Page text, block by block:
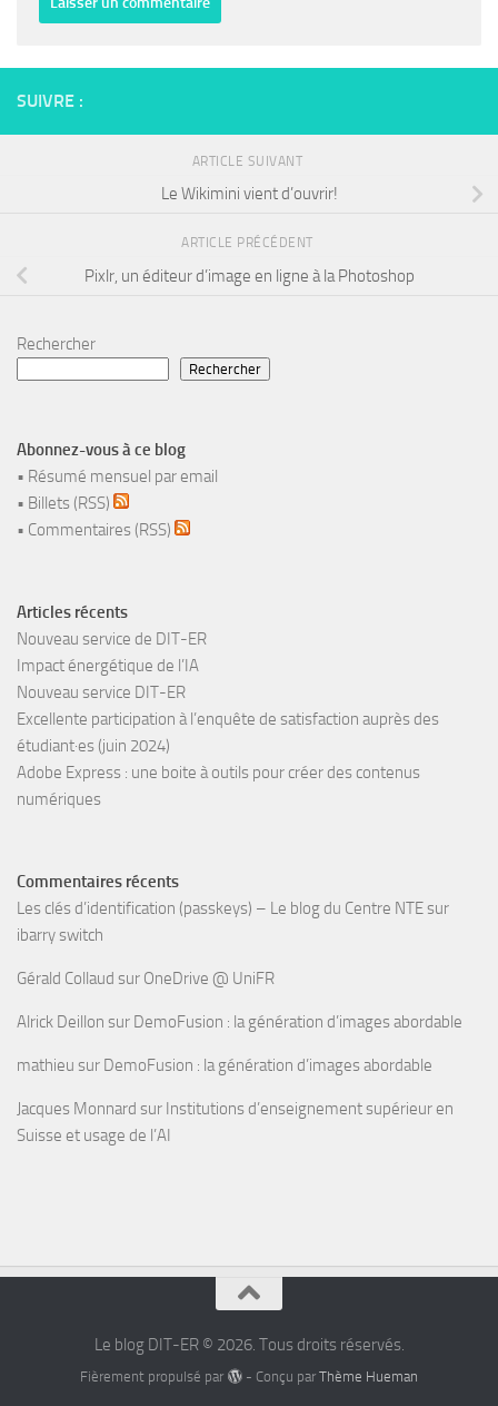
SUIVRE :
ARTICLE SUIVANT
Le Wikimini vient d’ouvrir!
ARTICLE PRÉCÉDENT
Pixlr, un éditeur d’image en ligne à la Photoshop
Rechercher
Rechercher
Abonnez-vous à ce blog
• Résumé mensuel par email
• Billets (RSS)
• Commentaires (RSS)
Articles récents
Nouveau service de DIT-ER
Impact énergétique de l’IA
Nouveau service DIT-ER
Excellente participation à l’enquête de satisfaction auprès des
étudiant·es (juin 2024)
Adobe Express : une boite à outils pour créer des contenus
numériques
Commentaires récents
Les clés d’identification (passkeys) – Le blog du Centre NTEsur
ibarry switch
Gérald Collaud sur OneDrive @ UniFR
Alrick Deillon sur DemoFusion : la génération d’images abordable
mathieu sur DemoFusion : la génération d’images abordable
Jacques Monnard sur Institutions d’enseignement supérieur en
Suisse et usage de l’AI
Le blog DIT-ER © 2026. Tous droits réservés.
Fièrement propulsé par - Conçu par Thème Hueman